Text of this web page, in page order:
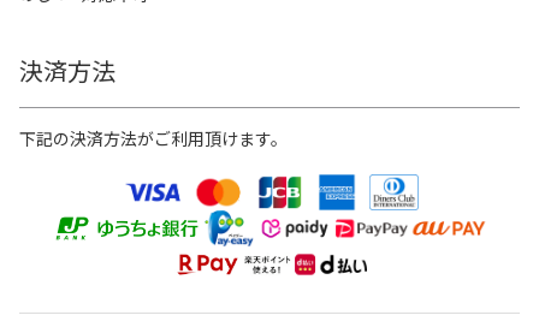
決済方法
下記の決済方法がご利用頂けます。